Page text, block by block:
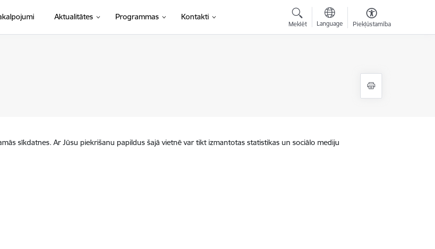
Aktualitātes Programmas Kontakti
Meklēt Language Piekļūstamība
sīkdatnes. Ar Jūsu piekrišanu papildus šajā vietnē var tikt izmantotas statistikas un sociālo mediju